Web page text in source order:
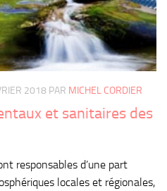
2018 PAR MICHEL CORDIER
et sanitaires des
responsables d’une part
locales et régionales,